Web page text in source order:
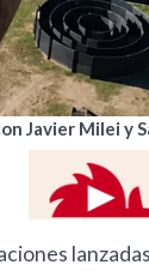
Javier Milei y